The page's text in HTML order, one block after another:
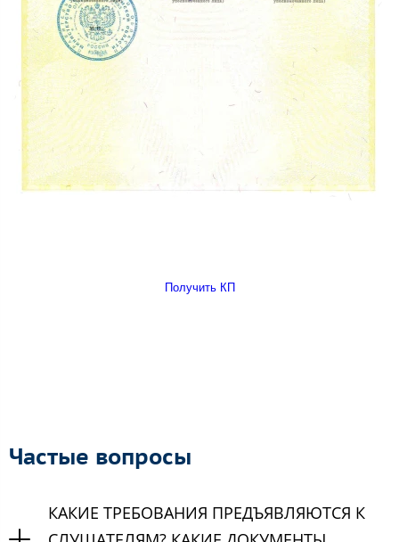
Получить КП
Частые вопросы
КАКИЕ ТРЕБОВАНИЯ ПРЕДЪЯВЛЯЮТСЯ К